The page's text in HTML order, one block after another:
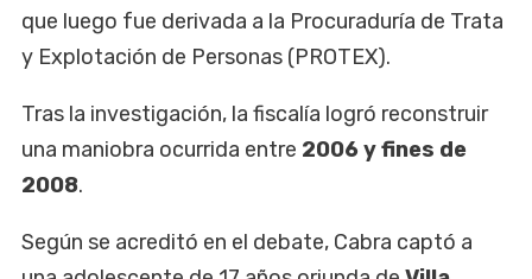
que luego fue derivada a la Procuraduría de Trata
y Explotación de Personas (PROTEX).
Tras la investigación, la fiscalía logró reconstruir
una maniobra ocurrida entre 2006 y fines de
2008.
Según se acreditó en el debate, Cabra captó a